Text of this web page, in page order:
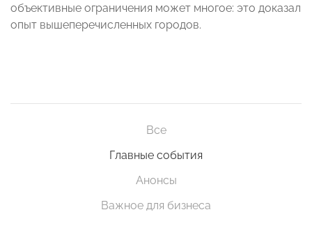
объективные ограничения может многое: это доказал
опыт вышеперечисленных городов.
Все
Главные события
Анонсы
Важное для бизнеса